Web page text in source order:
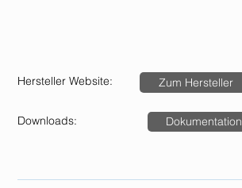
Hersteller Website: Zum Hersteller
Downloads: Dokumentation